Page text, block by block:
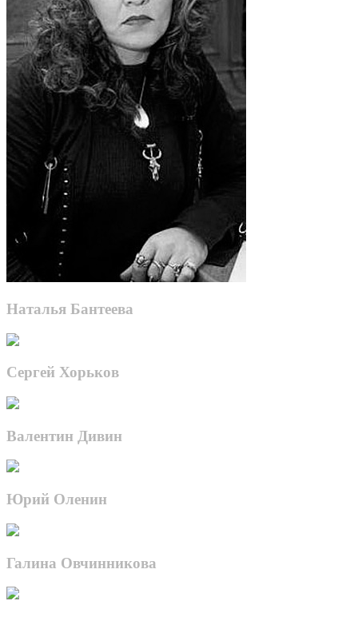
Наталья Бантеева
Сергей Хорьков
Валентин Дивин
Юрий Оленин
Галина Овчинникова